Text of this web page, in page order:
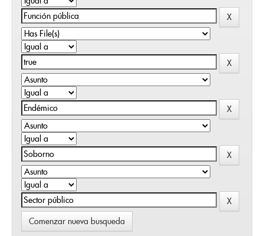
Comenzar nueva busqueda